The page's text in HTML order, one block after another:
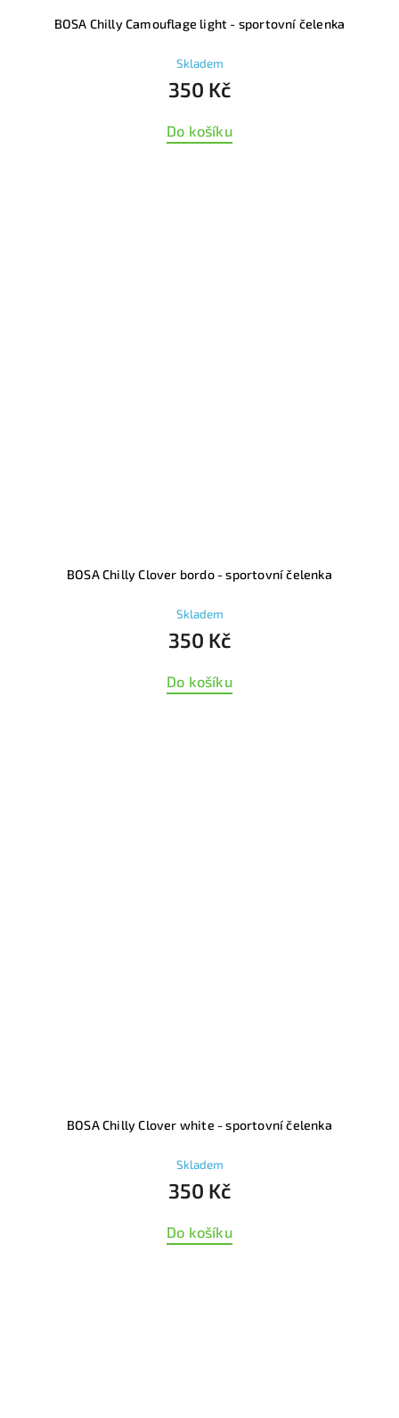
BOSA Chilly Camouflage light - sportovní čelenka
Skladem
350 Kč
Do košíku
BOSA Chilly Clover bordo - sportovní čelenka
Skladem
350 Kč
Do košíku
BOSA Chilly Clover white - sportovní čelenka
Skladem
350 Kč
Do košíku